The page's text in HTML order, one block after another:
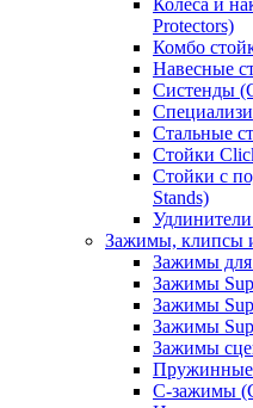
Колеса и
Protectors)
Комбо
Навесные
Систенды
Стальные
Стойки
Стойки с
Stands)
Удлинители
Зажимы, клипсы
Зажимы
Зажимы
Зажимы
Зажимы
Зажимы
Пружинные
С-зажимы